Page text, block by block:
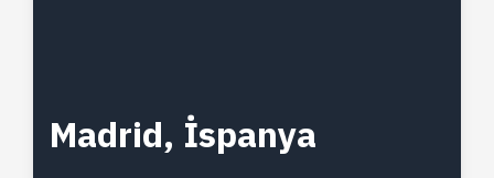
Madrid, İspanya